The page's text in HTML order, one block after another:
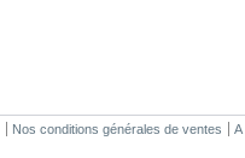
Nos conditions générales de ventes A